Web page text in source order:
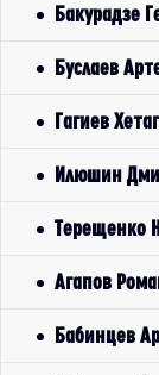
Бакурадзе
Буслаев
Гагиев Хетаг
Илюшин
Терещенко
Агапов
Бабинцев